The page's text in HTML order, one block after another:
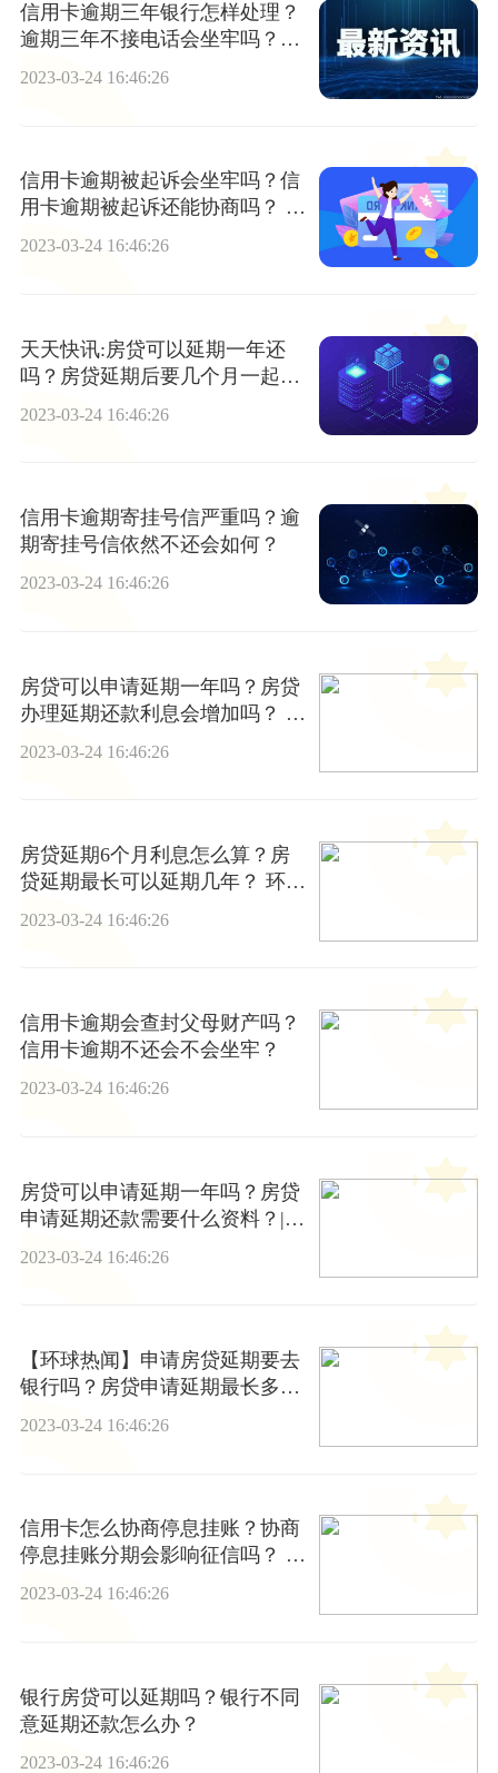
信用卡逾期三年银行怎样处理？
逾期三年不接电话会坐牢吗？_
天天百事通
2023-03-24 16:46:26
信用卡逾期被起诉会坐牢吗？信
用卡逾期被起诉还能协商吗？ 环
球播资讯
2023-03-24 16:46:26
天天快讯:房贷可以延期一年还
吗？房贷延期后要几个月一起还
2023-03-24 16:46:26
信用卡逾期寄挂号信严重吗？逾
期寄挂号信依然不还会如何？
2023-03-24 16:46:26
房贷可以申请延期一年吗？房贷
办理延期还款利息会增加吗？ 今
2023-03-24 16:46:26
房贷延期6个月利息怎么算？房
贷延期最长可以延期几年？ 环球
2023-03-24 16:46:26
信用卡逾期会查封父母财产吗？
信用卡逾期不还会不会坐牢？
2023-03-24 16:46:26
房贷可以申请延期一年吗？房贷
申请延期还款需要什么资料？|热
2023-03-24 16:46:26
【环球热闻】申请房贷延期要去
银行吗？房贷申请延期最长多
久？
2023-03-24 16:46:26
信用卡怎么协商停息挂账？协商
停息挂账分期会影响征信吗？ 环
球快播报
2023-03-24 16:46:26
银行房贷可以延期吗？银行不同
意延期还款怎么办？
2023-03-24 16:46:26